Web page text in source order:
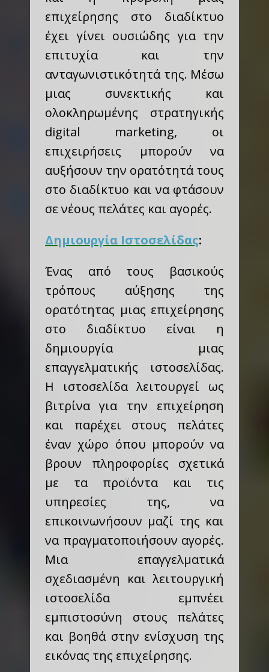
επιχείρησης στο διαδίκτυο
έχει γίνει ουσιώδης για την
επιτυχία και την
ανταγωνιστικότητά της. Μέσω
μιας συνεκτικής και
ολοκληρωμένης στρατηγικής
digital marketing, οι
επιχειρήσεις μπορούν να
αυξήσουν την ορατότητά τους
στο διαδίκτυο και να φτάσουν
σε νέους πελάτες και αγορές.
Δημιουργία Ιστοσελίδας:
Ένας από τους βασικούς
τρόπους αύξησης της
ορατότητας μιας επιχείρησης
στο διαδίκτυο είναι η
δημιουργία μιας
επαγγελματικής ιστοσελίδας.
Η ιστοσελίδα λειτουργεί ως
βιτρίνα για την επιχείρηση
και παρέχει στους πελάτες
έναν χώρο όπου μπορούν να
βρουν πληροφορίες σχετικά
με τα προϊόντα και τις
υπηρεσίες της, να
επικοινωνήσουν μαζί της και
να πραγματοποιήσουν αγορές.
Μια επαγγελματικά
σχεδιασμένη και λειτουργική
ιστοσελίδα εμπνέει
εμπιστοσύνη στους πελάτες
και βοηθά στην ενίσχυση της
εικόνας της επιχείρησης.